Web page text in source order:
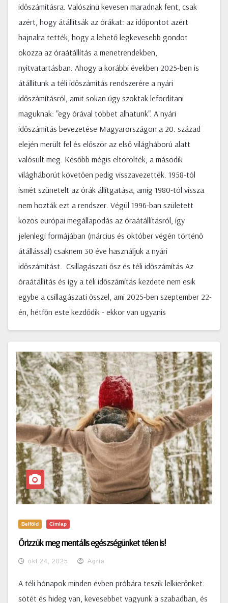
időszámításra. Valószínű kevesen maradnak fent, csak
azért, hogy átállítsák az órákat: az időpontot azért
hajnalra tették, hogy a lehető legkevesebb gondot
okozza az óraátállítás a menetrendekben,
nyitvatartásban. Ahogy a korábbi években 2025-ben is
átállítunk a téli időszámítás rendszerére a nyári
időszámításról, amit sokan úgy szoktak lefordítani
maguknak: "egy órával többet alhatunk". A nyári
időszámítás bevezetése Magyarországon a 20. század
elején merült fel és először az első világháború alatt
valósult meg. Később mégis eltörölték, a második
világháborút követően pedig visszavezették. 1958-tól
ismét szünetelt az órák állítgatása, amíg 1980-tól vissza
nem hozták ezt a rendszer. Végül 1996-ban született
közös európai megállapodás az óraátállításról, így
jelenlegi formájában (március és október végén történő
átállással) csaknem 30 éve használjuk a nyári
időszámítást. Csillagászati ősz és téli időszámítás Az
óraátállítás és így a téli időszámítás kezdete nem esik
egybe a csillagászati ősszel, ami 2025-ben szeptember 22-
én, hétfőn este kezdődik - ekkor van ugyanis
Belföld Címlap
Őrizzük meg mentális egészségünket télen is!
okt 24, 2025 Agria
A téli hónapok minden évben próbára teszik lelkierőnket:
sötét és hideg van, kevesebbet vagyunk a szabadban, és